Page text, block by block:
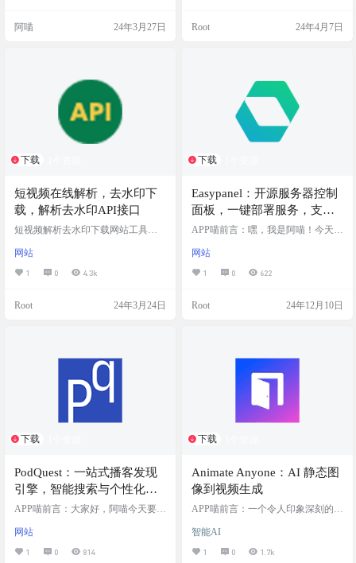
面。本页面中包含一些免费的共享C
决方案。如果你…
阿喵 24年3月27日
问，支持磁力下载。 网站截图 网站
Root 24年4月7日
下载
短视频在线解析，去水印下
载，解析去水印API接口
短视频解析去水印下载网站工具，
频，免费在线去水印网站服务。可
以解析99%以上的视频。 将从APP
频。支持绝大多数平台，使用简
网站
1 0 4.3k
Root 24年3月24日
下载
Easypanel：开源服务器控制
面板，一键部署服务，支持
Docker容器化部署，简单易
证书、一键应用部署、零停
机部署等
APP喵前言：嘿，我是阿喵！今天给
——Easypanel。这是一个开源的服
务器控制面板，支持一键部署服
轻松管理应用、数据库和SSL证书。
的服务器控制面板，提供一键部署
服务，支持Docker容器…
网站
1 0 622
Root 24年12月10日
下载
PodQuest：一站式播客发现
引擎，智能搜索与个性化体
验，支持英文播客标题汉
感兴趣的内容
APP喵前言：大家好，阿喵今天要给
——PodQuest。这个网站能帮你发
现、订阅和收听全世界最好的播客
节目，全部都在一个地方搞定。最
网站
1 0 814
下载
Animate Anyone：AI 静态图
像到视频生成
APP喵前言：一个令人印象深刻的 A
态视频。Animate Anyone 项目为那些
对 AI 图像和视频生成感兴趣的开发
者、研究人员和爱好者提供了一个
智能AI
1 0 1.7k